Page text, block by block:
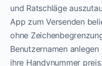
und Ratschläge
App zum Versenden
ohne
Benutzernamen
ihre Handynummer